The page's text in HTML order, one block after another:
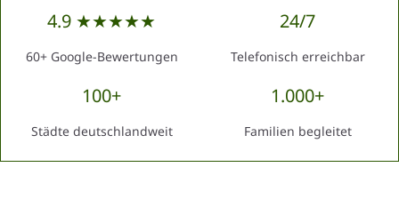
4.9 ★★★★★
60+ Google-Bewertungen
24/7
Telefonisch erreichbar
100+
Städte deutschlandweit
1.000+
Familien begleitet